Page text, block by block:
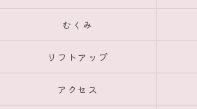
むくみ
リフトアップ
アクセス